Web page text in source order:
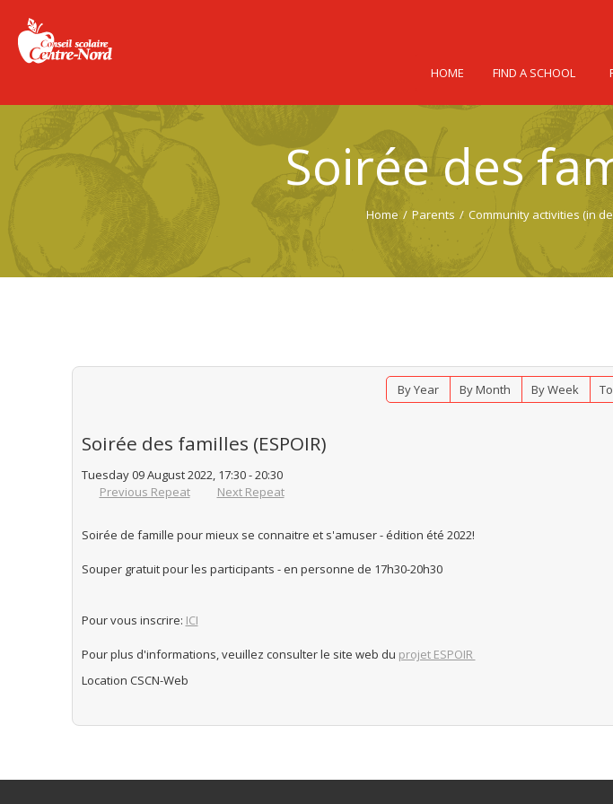
Soirée des
Home / Parents / Community activities (in
By Year By Month By Week
Soirée des familles (ESPOIR)
Tuesday 09 August 2022, 17:30 - 20:30
Previous Repeat
Next Repeat
Soirée de famille pour mieux se connaitre et s'amuser - édition été 2022!
Souper gratuit pour les participants - en personne de 17h30-20h30
Pour vous inscrire: ICI
Pour plus d'informations, veuillez consulter le site web du projet ESPOIR
Location CSCN-Web
HOME FIND A SCHOOL